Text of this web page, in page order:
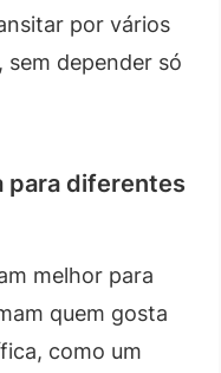
por vários
depender só
para diferentes
melhor para
quem gosta
como um